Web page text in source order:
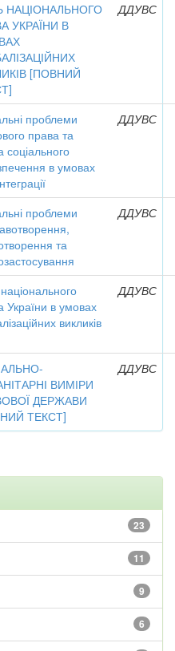
НАЦІОНАЛЬНОГО
УКРАЇНИ В
[ПОВНИЙ
ДДУВС
проблеми
права та
соціального
в умовах
ДДУВС
проблеми
та
ДДУВС
України в умовах
викликів
ДДУВС
ВИМІРИ
ДЕРЖАВИ
ТЕКСТ]
ДДУВС
23
11
9
6